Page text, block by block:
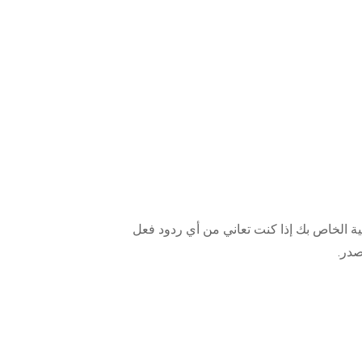
الخاص بك إذا كنت تعاني من أي ردود فعل